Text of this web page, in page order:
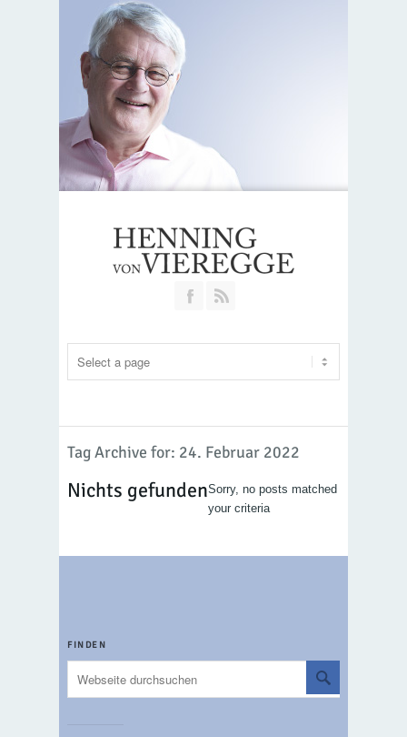
Join our Facebook Group
Tag Archive for: 24. Februar 2022
Nichts gefundenSorry, no posts matched
your criteria
FINDEN